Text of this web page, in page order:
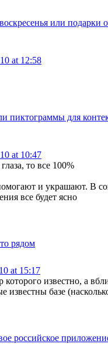
или подарки
at 12:58
пиктограммы для
at 10:47
то все 100%
и украшают. В
все будет ясно
рядом
at 15:17
известно, а
известны базе
российское